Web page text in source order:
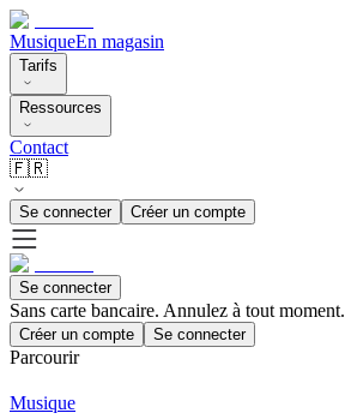
MusiqueEn magasin
Tarifs
Ressources
Contact
🇫🇷
Se connecter Créer un compte
Se connecter
Sans carte bancaire. Annulez à tout moment.
Créer un compte Se connecter
Parcourir
Musique